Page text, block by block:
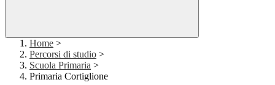
Home >
Percorsi di studio >
Scuola Primaria >
Primaria Cortiglione